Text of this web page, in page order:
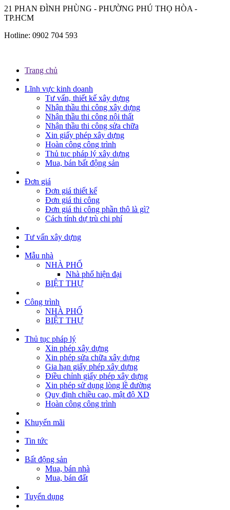
21 PHAN ĐÌNH PHÙNG - PHƯỜNG PHÚ THỌ HÒA -
TP.HCM
Hotline: 0902 704 593
Trang chủ
Lĩnh vực kinh doanh
Tư vấn, thiết kế xây dựng
Nhận thầu thi công xây dựng
Nhận thầu thi công nội thất
Nhận thầu thi công sửa chữa
Xin giấy phép xây dựng
Hoàn công công trình
Thủ tục pháp lý xây dựng
Mua, bán bất động sản
Đơn giá
Đơn giá thiết kế
Đơn giá thi công
Đơn giá thi công phần thô là gì?
Cách tính dự trù chi phí
Tư vấn xây dựng
Mẫu nhà
NHÀ PHỐ
Nhà phố hiện đại
BIỆT THỰ
Công trình
NHÀ PHỐ
BIỆT THỰ
Thủ tục pháp lý
Xin phép xây dựng
Xin phép sửa chữa xây dựng
Gia hạn giấy phép xây dựng
Điều chỉnh giấy phép xây dựng
Xin phép sử dụng lòng lề đường
Quy định chiều cao, mật độ XD
Hoàn công công trình
Khuyến mãi
Tin tức
Bất động sản
Mua, bán nhà
Mua, bán đất
Tuyển dụng